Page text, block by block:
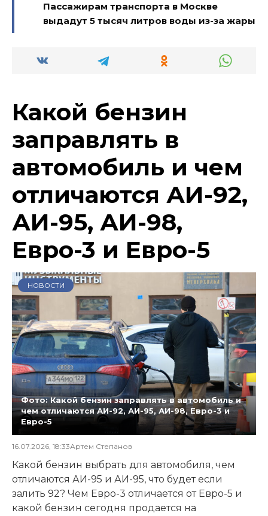
Пассажирам транспорта в Москве
выдадут 5 тысяч литров воды из-за жары
Какой бензин
заправлять в
автомобиль и чем
отличаются АИ-92,
АИ-95, АИ-98,
Евро-3 и Евро-5
НОВОСТИ
Фото: Какой бензин заправлять в автомобиль и
чем отличаются АИ-92, АИ-95, АИ-98, Евро-3 и
Евро-5
16.07.2026, 18:33Артем Степанов
Какой бензин выбрать для автомобиля, чем
отличаются АИ-95 и АИ-95, что будет если
залить 92? Чем Евро-3 отличается от Евро-5 и
какой бензин сегодня продается на